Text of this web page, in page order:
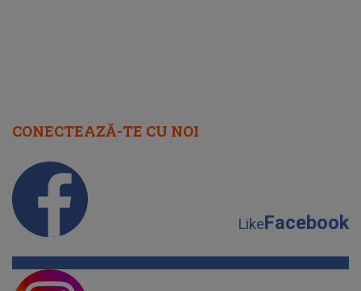
CONECTEAZĂ-TE CU NOI
LikeFacebook